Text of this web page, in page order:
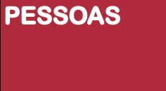
PESSOAS